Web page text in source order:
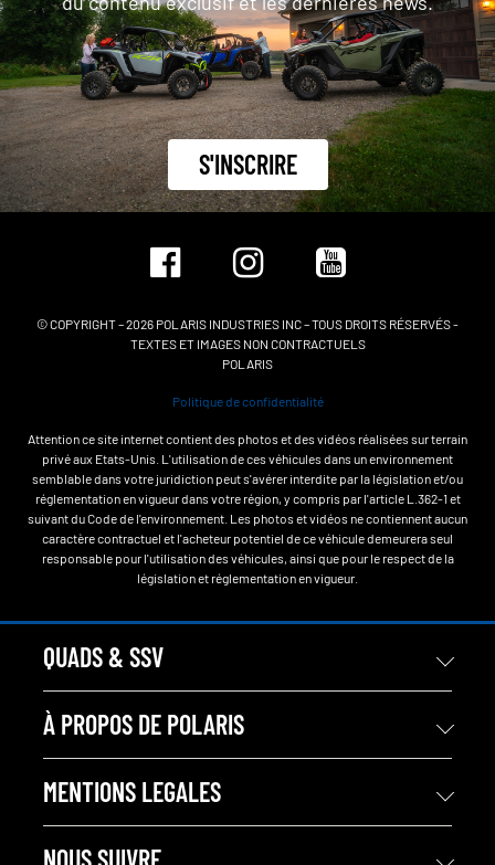
S'INSCRIRE
© COPYRIGHT – 2026 POLARIS INDUSTRIES INC – TOUS DROITS RÉSERVÉS -
TEXTES ET IMAGES NON CONTRACTUELS
POLARIS
Politique de confidentialité
Attention ce site internet contient des photos et des vidéos réalisées sur terrain
privé aux Etats-Unis. L'utilisation de ces véhicules dans un environnement
semblable dans votre juridiction peut s'avérer interdite par la législation et/ou
réglementation en vigueur dans votre région, y compris par l'article L.362-1 et
suivant du Code de l'environnement. Les photos et vidéos ne contiennent aucun
caractère contractuel et l'acheteur potentiel de ce véhicule demeurera seul
responsable pour l'utilisation des véhicules, ainsi que pour le respect de la
législation et réglementation en vigueur.
QUADS & SSV
À PROPOS DE POLARIS
MENTIONS LEGALES
NOUS SUIVRE